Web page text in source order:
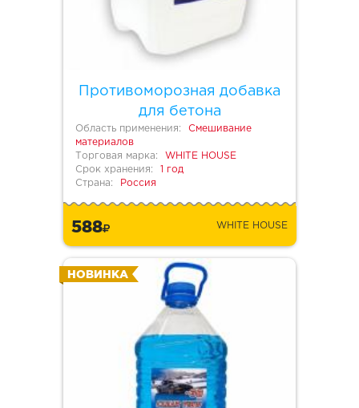
Противоморозная добавка
для бетона
Область применения:
Смешивание
материалов
Торговая марка:
WHITE HOUSE
Срок хранения:
1 год
Страна:
Россия
588 WHITE HOUSE
НОВИНКА